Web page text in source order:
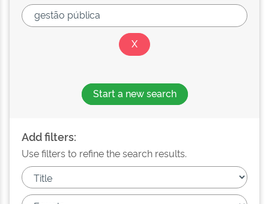
Start a new search
Add filters:
Use filters to refine the search results.